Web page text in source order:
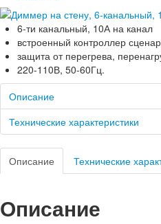
6-ти канальный, 10А на канал
встроенный контроллер
защита от перегрева,
220-110В, 50-60Гц.
Описание
Технические характеристики
Описание Технические
Описание